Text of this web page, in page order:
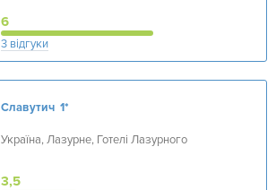
6
3 відгуки
Славутич 1*
Україна, Лазурне, Готелі Лазурного
3,5